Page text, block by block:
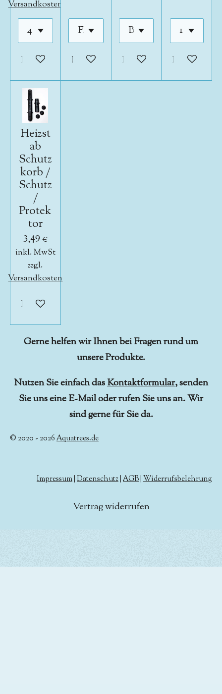
Versandkosten
In den WarenkorbIn den WarenkorbIn den Warenkorb
In den
Heizst
ab
Schutz
korb /
Schutz
/
Protek
tor
3,49 €
inkl. MwSt
zzgl.
Versandkosten
In den Warenkorb
Gerne helfen wir Ihnen bei Fragen rund um
unsere Produkte.
Nutzen Sie einfach dasKontaktformular, senden
Sie uns eine E-Mail oder rufen Sie uns an. Wir
sind gerne für Sie da.
© 2020 - 2026Aquatrees.de
Impressum Datenschutz AGB Widerrufsbelehrung
Vertrag widerrufen